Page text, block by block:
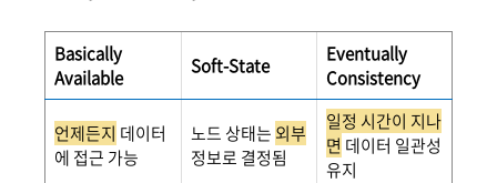
Basically
Available
Soft-State
Eventually
Consistency
언제든지 데이터
에 접근 가능
노드 상태는 외부
정보로 결정됨
일정 시간이 지나
면 데이터 일관성
유지